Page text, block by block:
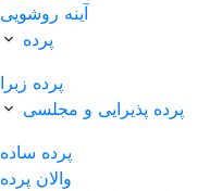
آینه روشویی
پرده
پرده زبرا
پرده پذیرایی و مجلسی
پرده ساده
والان پرده